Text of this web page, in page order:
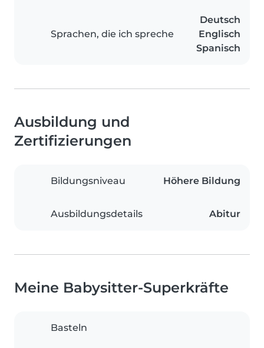
Sprachen, die ich spreche
Deutsch
Englisch
Spanisch
Ausbildung und
Zertifizierungen
Bildungsniveau Höhere Bildung
Ausbildungsdetails Abitur
Meine Babysitter-Superkräfte
Basteln